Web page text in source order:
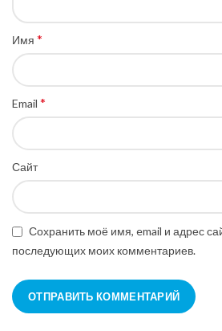
Имя *
Email *
Сайт
Сохранить моё имя, email и адрес
последующих моих комментариев.